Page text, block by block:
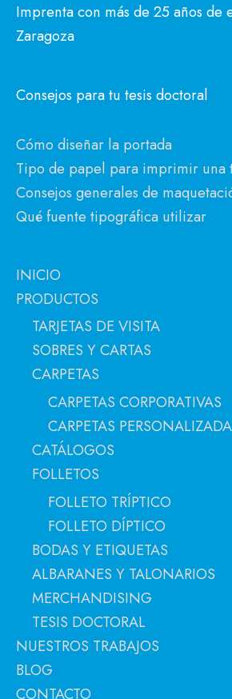
Imprenta con más de 25 años de
Zaragoza
Consejos para tu tesis doctoral
Cómo diseñar la portada
Tipo de papel para imprimir una
Consejos generales de
Qué fuente tipográfica utilizar
INICIO
PRODUCTOS
TARJETAS DE VISITA
SOBRES Y CARTAS
CARPETAS
CARPETAS CORPORATIVAS
CARPETAS
CATÁLOGOS
FOLLETOS
FOLLETO TRÍPTICO
FOLLETO DÍPTICO
BODAS Y ETIQUETAS
ALBARANES Y TALONARIOS
MERCHANDISING
TESIS DOCTORAL
NUESTROS TRABAJOS
BLOG
CONTACTO